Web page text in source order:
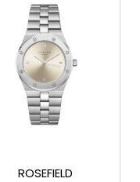
ROSEFIELD